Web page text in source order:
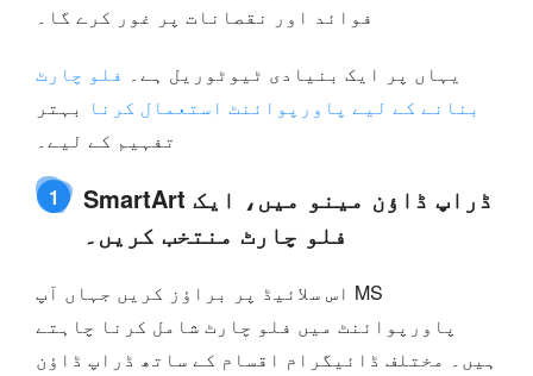
فوائد اور نقصانات پر غور کرے گا۔
یہاں پر ایک بنیادی ٹیوٹوریل ہے۔ فلو چارٹ
بنانے کے لیے پاورپوائنٹ استعمال کرنا بہتر
تفہیم کے لیے۔
1
SmartArt ڈراپ ڈاؤن مینو میں، ایک
فلو چارٹ منتخب کریں۔
اس سلائیڈ پر براؤز کریں جہاں آپ MS
پاورپوائنٹ میں فلو چارٹ شامل کرنا چاہتے
ہیں۔ مختلف ڈائیگرام اقسام کے ساتھ ڈراپ ڈاؤن